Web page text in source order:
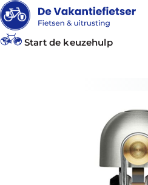
Start de keuzehulp